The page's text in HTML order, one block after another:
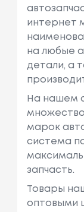
интернет
на любые
детали, а
На нашем
марок
система
запчасть.
Товары
оптовыми